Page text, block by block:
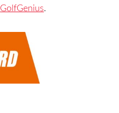
GolfGenius.